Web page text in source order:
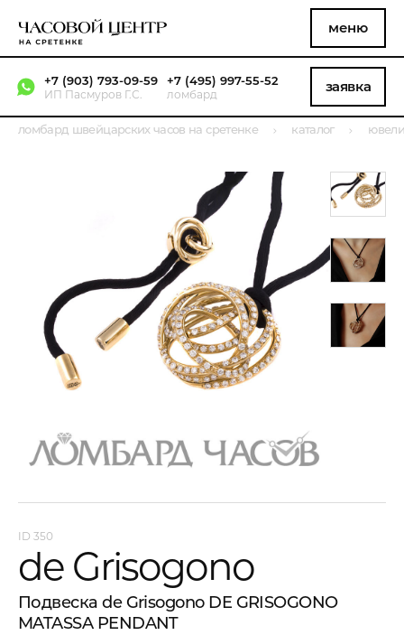
меню
+7 (903) 793-09-59
ИП Пасмуров Г.С.
+7 (495) 997-55-52
ломбард заявка
ломбард швейцарских часов на сретенке каталог
350
de Grisogono
Подвеска de Grisogono DE GRISOGONO
MATASSA PENDANT